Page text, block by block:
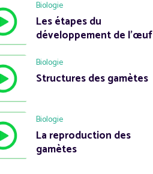
Biologie
Les étapes du
développement de l'œuf
Biologie
Structures des gamètes
Biologie
La reproduction des
gamètes